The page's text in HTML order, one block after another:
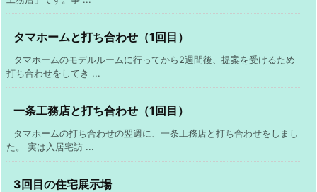
タマホームと打ち合わせ（1回目）
タマホームのモデルルームに行ってから2週間後、提案を受けるため
打ち合わせをしてき ...
一条工務店と打ち合わせ（1回目）
タマホームの打ち合わせの翌週に、一条工務店と打ち合わせをしまし
た。 実は入居宅訪 ...
3回目の住宅展示場